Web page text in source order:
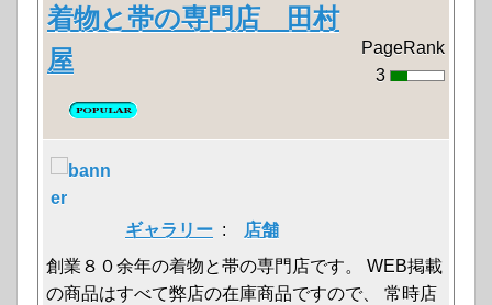
着物と帯の専門店 田村
屋
PageRank
3
ギャラリー :
店舗
創業８０余年の着物と帯の専門店です。 WEB掲載
の商品はすべて弊店の在庫商品ですので、 常時店